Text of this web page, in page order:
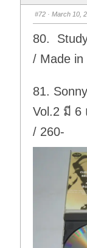
d
o
n
.
u
p
#72 · March 10,
80.
/ Made in
81.
Vol.2 มี 6
/ 260-